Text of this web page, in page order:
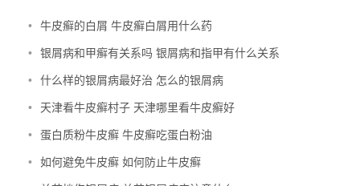
• 牛皮癣的白屑 牛皮癣白屑用什么药
• 银屑病和甲癣有关系吗 银屑病和指甲有什么关系
• 什么样的银屑病最好治 怎么的银屑病
• 天津看牛皮癣村子 天津哪里看牛皮癣好
• 蛋白质粉牛皮癣 牛皮癣吃蛋白粉油
• 如何避免牛皮癣 如何防止牛皮癣